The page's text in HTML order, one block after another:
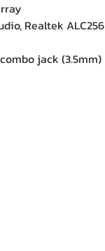
Realtek ALC256
jack (3.5mm)